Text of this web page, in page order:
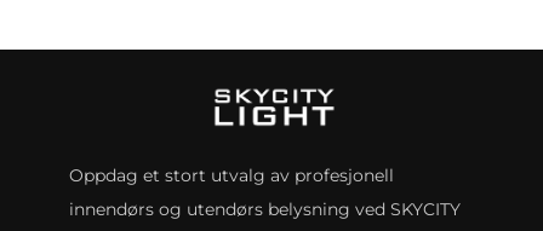
Oppdag et stort utvalg av profesjonell
innendørs og utendørs belysning ved SKYCITY